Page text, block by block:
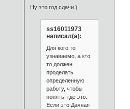
Ну это год сдачи.)
ss16011973
написал(а):
Для кого то
узнаваемо, а кто
то должен
проделать
определенную
работу, чтобы
понять, где это.
Если это Дачная